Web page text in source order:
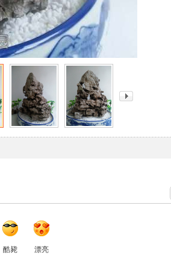
酷毙 漂亮